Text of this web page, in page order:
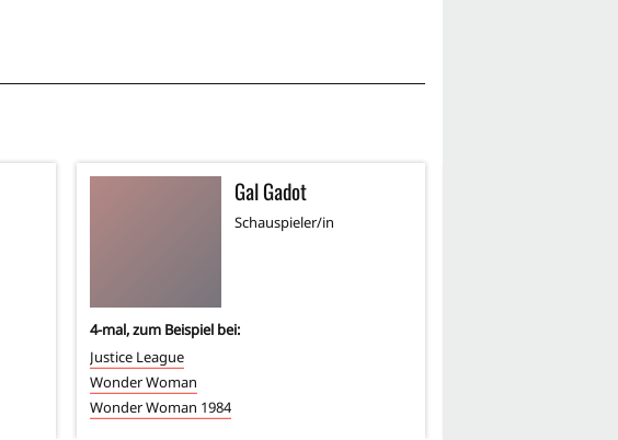
Gal Gadot
Schauspieler/in
4-mal, zum Beispiel bei:
Justice League
Wonder Woman
Wonder Woman 1984